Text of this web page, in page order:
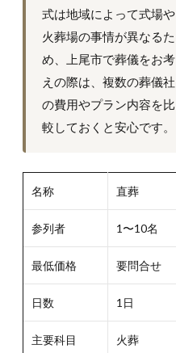
式は地域によって式場や
火葬場の事情が異なるた
め、上尾市で葬儀をお考
えの際は、複数の葬儀社
の費用やプラン内容を比
較しておくと安心です。
名称 直葬
参列者 1〜10名
最低価格 要問合せ
日数 1日
主要科目 火葬